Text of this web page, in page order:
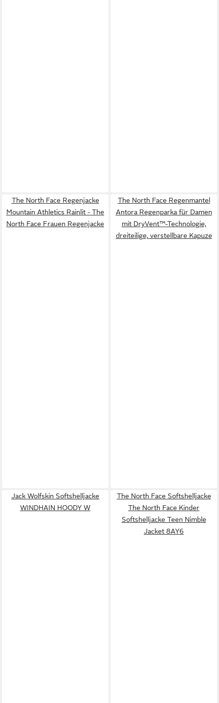
The North Face Regenjacke
Mountain Athletics Rainlit - The
North Face Frauen Regenjacke
The North Face Regenmantel
Antora Regenparka für Damen
mit DryVent™-Technologie,
dreiteilige, verstellbare Kapuze
Jack Wolfskin Softshelljacke
WINDHAIN HOODY W
The North Face Softshelljacke
The North Face Kinder
Softshelljacke Teen Nimble
Jacket 8AY6